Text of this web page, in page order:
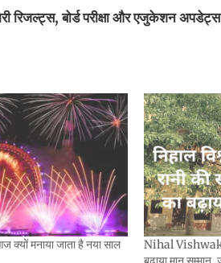
रिजल्ट्स, बोर्ड परीक्षा और एजुकेशन
मनाया जाता है नया साल
Nihal